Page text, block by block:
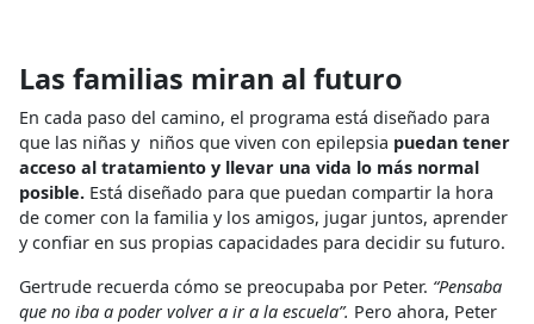
Las familias miran al futuro
En cada paso del camino, el programa está diseñado para
que las niñas y niños que viven con epilepsia puedan tener
acceso al tratamiento y llevar una vida lo más normal
posible. Está diseñado para que puedan compartir la hora
de comer con la familia y los amigos, jugar juntos, aprender
y confiar en sus propias capacidades para decidir su futuro.
Gertrude recuerda cómo se preocupaba por Peter. “Pensaba
que no iba a poder volver a ir a la escuela”. Pero ahora, Peter